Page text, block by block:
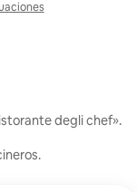
degli chef».